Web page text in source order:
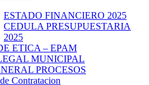
ESTADO FINANCIERO 2025
CEDULA PRESUPUESTARIA
2025
ETICA – EPAM
MUNICIPAL
PROCESOS
Contratacion